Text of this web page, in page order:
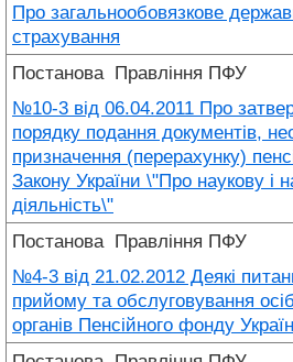
Про загальнообовязкове
страхування
Постанова Правління ПФУ
№10-3 від 06.04.2011 Про
порядку подання документів,
призначення (перерахунку)
Закону України \"Про наукову і
діяльність\"
Постанова Правління ПФУ
№4-3 від 21.02.2012 Деякі
прийому та обслуговування
органів Пенсійного фонду